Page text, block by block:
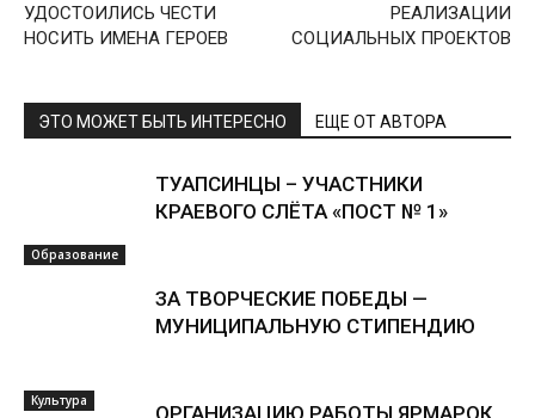
УДОСТОИЛИСЬ ЧЕСТИ
НОСИТЬ ИМЕНА ГЕРОЕВ
РЕАЛИЗАЦИИ
СОЦИАЛЬНЫХ ПРОЕКТОВ
ЭТО МОЖЕТ БЫТЬ ИНТЕРЕСНО ЕЩЕ ОТ АВТОРА
Образование
ТУАПСИНЦЫ – УЧАСТНИКИ
КРАЕВОГО СЛЁТА «ПОСТ № 1»
Культура
ЗА ТВОРЧЕСКИЕ ПОБЕДЫ —
МУНИЦИПАЛЬНУЮ СТИПЕНДИЮ
ОРГАНИЗАЦИЮ РАБОТЫ ЯРМАРОК,